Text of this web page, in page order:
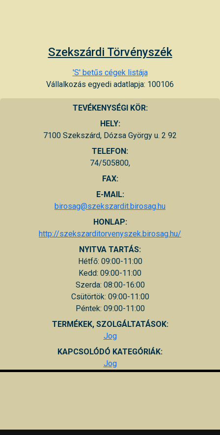
Szekszárdi Törvényszék
'S' betűs cégek listája
Vállalkozás egyedi adatlapja: 100106
TEVÉKENYSÉGI KÖR:
HELY:
7100 Szekszárd, Dózsa György u. 2 92
TELEFON:
74/505800,
FAX:
E-MAIL:
birosag@szekszardit.birosag.hu
HONLAP:
http://szekszarditorvenyszek.birosag.hu/
NYITVA TARTÁS:
Hétfő: 09:00-11:00
Kedd: 09:00-11:00
Szerda: 08:00-16:00
Csütörtök: 09:00-11:00
Péntek: 09:00-11:00
TERMÉKEK, SZOLGÁLTATÁSOK:
Jog
KAPCSOLÓDÓ KATEGÓRIÁK:
Jog